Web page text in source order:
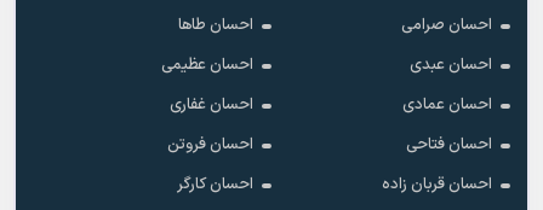
احسان صرامی
احسان طاها
احسان عبدی
احسان عظیمی
احسان عمادی
احسان غفاری
احسان فتاحی
احسان فروتن
احسان قربان زاده
احسان کارگر